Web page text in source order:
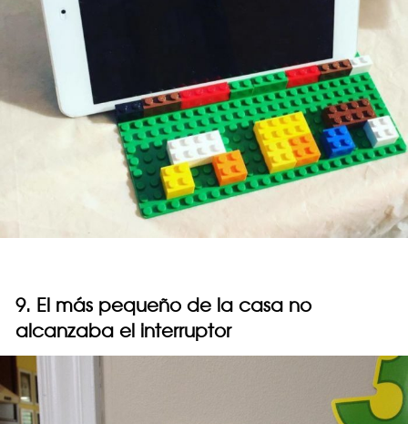
9. El más pequeño de la casa no
alcanzaba el interruptor